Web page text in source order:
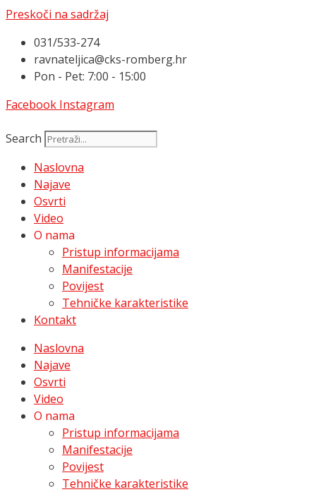
Preskoči na sadržaj
031/533-274
ravnateljica@cks-romberg.hr
Pon - Pet: 7:00 - 15:00
Facebook Instagram
Search
Naslovna
Najave
Osvrti
Video
O nama
Pristup informacijama
Manifestacije
Povijest
Tehničke karakteristike
Kontakt
Naslovna
Najave
Osvrti
Video
O nama
Pristup informacijama
Manifestacije
Povijest
Tehničke karakteristike